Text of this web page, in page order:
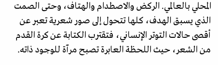
المحلي بالعالمي. الركض والاصطدام والهتاف، وحتى الصمت
الذي يسبق الهدف، كلها تتحول إلى صور شعرية تعبر عن
أقصى حالات التوتر الإنساني، فتقترب الكتابة عن كرة القدم
من الشعر، حيث اللحظة العابرة تصبح مرآة للوجود ذاته.